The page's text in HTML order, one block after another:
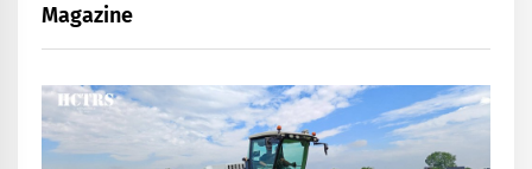
Magazine